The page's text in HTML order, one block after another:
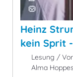
Heinz
kein Sprit -
Lesung /
Alma